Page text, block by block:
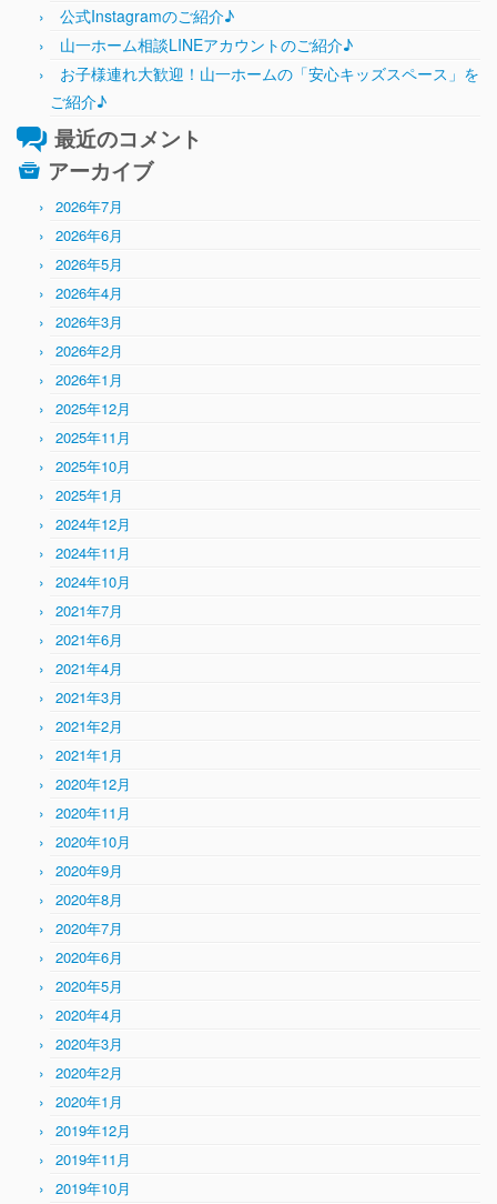
公式Instagramのご紹介♪
山一ホーム相談LINEアカウントのご紹介♪
お子様連れ大歓迎！山一ホームの「安心キッズスペース」を
ご紹介♪
最近のコメント
アーカイブ
2026年7月
2026年6月
2026年5月
2026年4月
2026年3月
2026年2月
2026年1月
2025年12月
2025年11月
2025年10月
2025年1月
2024年12月
2024年11月
2024年10月
2021年7月
2021年6月
2021年4月
2021年3月
2021年2月
2021年1月
2020年12月
2020年11月
2020年10月
2020年9月
2020年8月
2020年7月
2020年6月
2020年5月
2020年4月
2020年3月
2020年2月
2020年1月
2019年12月
2019年11月
2019年10月